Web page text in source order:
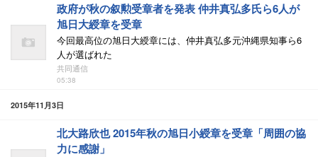
政府が秋の叙勲受章者を発表 仲井真弘多氏ら6人が
旭日大綬章を受章
今回最高位の旭日大綬章には、仲井真弘多元沖縄県知事ら6
人が選ばれた
共同通信
05:38
2015年11月3日
北大路欣也 2015年秋の旭日小綬章を受章「周囲の協
力に感謝」